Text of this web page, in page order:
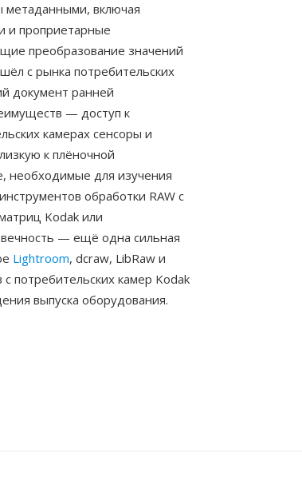
метаданными, включая
и проприетарные
преобразование значений
с рынка потребительских
документ ранней
— доступ к
камерах сенсоры и
к плёночной
необходимые для изучения
обработки RAW с
Kodak или
— ещё одна сильная
Lightroom, dcraw, LibRaw и
потребительских камер Kodak
выпуска оборудования.